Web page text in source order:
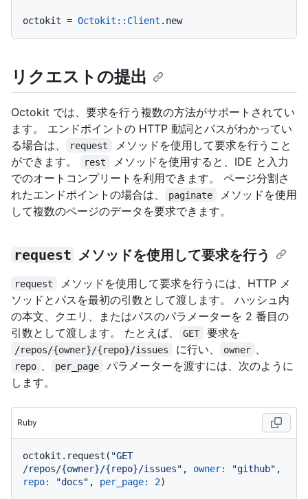
octokit = Octokit : :Client
リクエストの提出
Octokit では、要求を行う複数の方法がサポートされてい
ます。 エンドポイントの HTTP 動詞とパスがわかってい
る場合は、
request
メソッドを使用して要求を行うこと
ができます。
rest
メソッドを使用すると、IDE と入力
でのオートコンプリートを利用できます。 ページ分割さ
れたエンドポイントの場合は、
paginate
メソッドを使用
して複数のページのデータを要求できます。
request メソッドを使用して要求を行う
request
メソッドを使用して要求を行うには、HTTP メ
ソッドとパスを最初の引数として渡します。 ハッシュ内
の本文、クエリ、またはパスのパラメーターを 2 番目の
引数として渡します。 たとえば、
GET 要求を
/repos/{owner}/{repo}/issues に行い、 owner
repo per_page
パラメーターを渡すには、次のように
します。
Ruby
octokit.request( "GET
/repos/{owner}/{repo}/issues" , owner: "github"
repo:
"docs" , per_page: 2